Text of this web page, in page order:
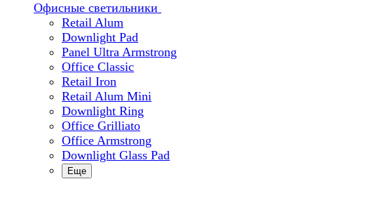
Офисные светильники
Retail Alum
Downlight Pad
Panel Ultra Armstrong
Office Classic
Retail Iron
Retail Alum Mini
Downlight Ring
Office Grilliato
Office Armstrong
Downlight Glass Pad
Еще